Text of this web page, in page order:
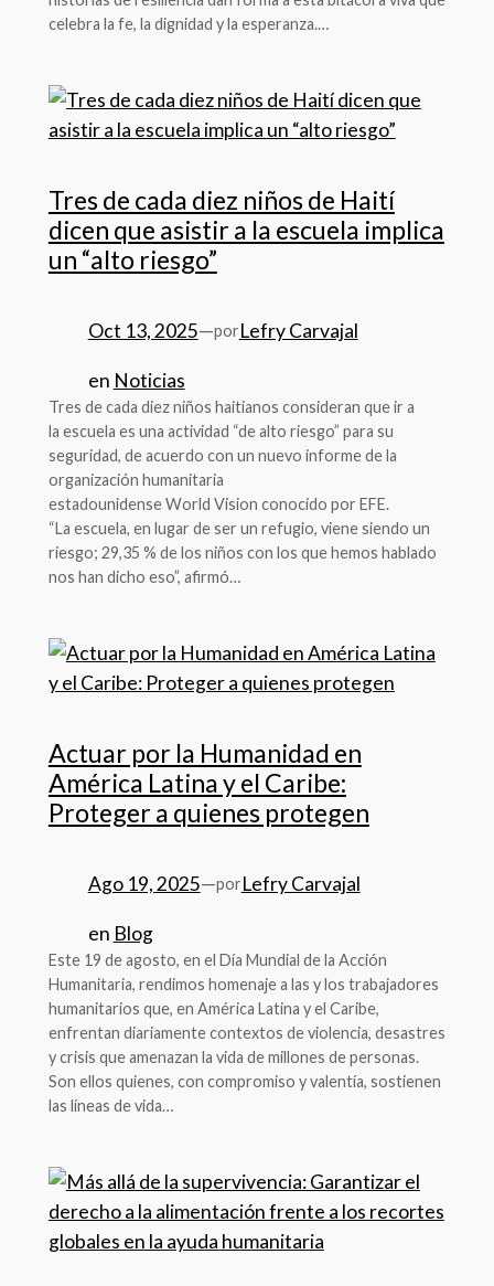
celebra la fe, la dignidad y la esperanza.…
Tres de cada diez niños de Haití
dicen que asistir a la escuela implica
un “alto riesgo”
Oct 13, 2025—porLefry Carvajal
en Noticias
Tres de cada diez niños haitianos consideran que ir a
la escuela es una actividad “de alto riesgo” para su
seguridad, de acuerdo con un nuevo informe de la
organización humanitaria
estadounidense World Vision conocido por EFE.
“La escuela, en lugar de ser un refugio, viene siendo un
riesgo; 29,35 % de los niños con los que hemos hablado
nos han dicho eso”, afirmó…
Actuar por la Humanidad en
América Latina y el Caribe:
Proteger a quienes protegen
Ago 19, 2025—porLefry Carvajal
en Blog
Este 19 de agosto, en el Día Mundial de la Acción
Humanitaria, rendimos homenaje a las y los trabajadores
humanitarios que, en América Latina y el Caribe,
enfrentan diariamente contextos de violencia, desastres
y crisis que amenazan la vida de millones de personas.
Son ellos quienes, con compromiso y valentía, sostienen
las líneas de vida…